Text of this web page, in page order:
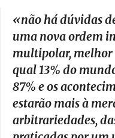
«não há dúvidas
uma nova ordem
multipolar,
qual 13% do
87% e os
estarão mais à
arbitrariedades,